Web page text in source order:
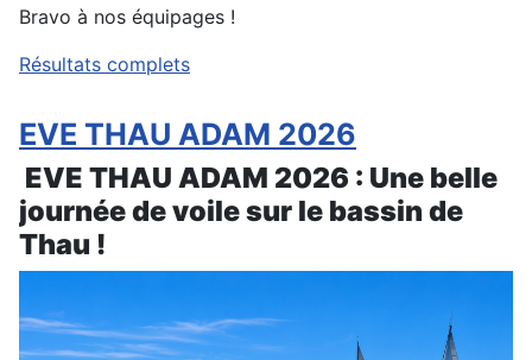
Bravo à nos équipages !
Résultats complets
EVE THAU ADAM 2026
EVE THAU ADAM 2026 : Une belle
journée de voile sur le bassin de
Thau !